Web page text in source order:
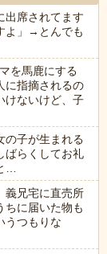
出席されてます
よ」→とんでも
を馬鹿にする
に指摘されるの
けないけど、子
の子が生まれる
ばらくしてお礼
…
義兄宅に直売所
ちに届いた物も
うつもりな